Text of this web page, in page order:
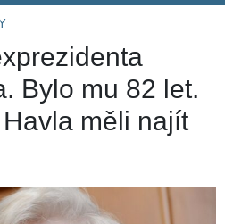
Bylo mu 82 let.
měli najít